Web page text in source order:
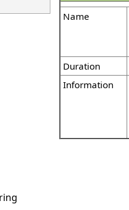
Name
Duration
Information